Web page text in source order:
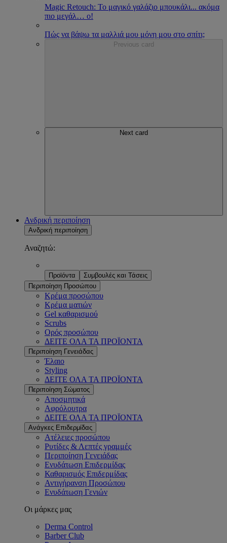
Magic Retouch: Το μαγικό γαλάζιο μπουκάλι... ακόμα
πιο μεγάλ… ο!
Πώς να βάψω τα μαλλιά μου μόνη μου στο σπίτι;
Previous card
Next card
Ανδρική περιποίηση
Ανδρική περιποίηση
Αναζητώ:
Προϊόντα
Συμβουλές και Τάσεις
Περιποίηση Προσώπου
Κρέμα προσώπου
Κρέμα ματιών
Gel καθαρισμού
Scrubs
Ορός προσώπου
ΔΕΙΤΕ ΟΛΑ ΤΑ ΠΡΟΪΟΝΤΑ
Περιποίηση Γενειάδας
Έλαιο
Styling
ΔΕΙΤΕ ΟΛΑ ΤΑ ΠΡΟΪΟΝΤΑ
Περιποίηση Σώματος
Αποσμητικά
Αφρόλουτρα
ΔΕΙΤΕ ΟΛΑ ΤΑ ΠΡΟΪΟΝΤΑ
Ανάγκες Επιδερμίδας
Ατέλειες προσώπου
Ρυτίδες & Λεπτές γραμμές
Περιποίηση Γενειάδας
Ενυδάτωση Επιδερμίδας
Καθαρισμός Επιδερμίδας
Αντιγήρανση Προσώπου
Ενυδάτωση Γενιών
Οι μάρκες μας
Derma Control
Barber Club